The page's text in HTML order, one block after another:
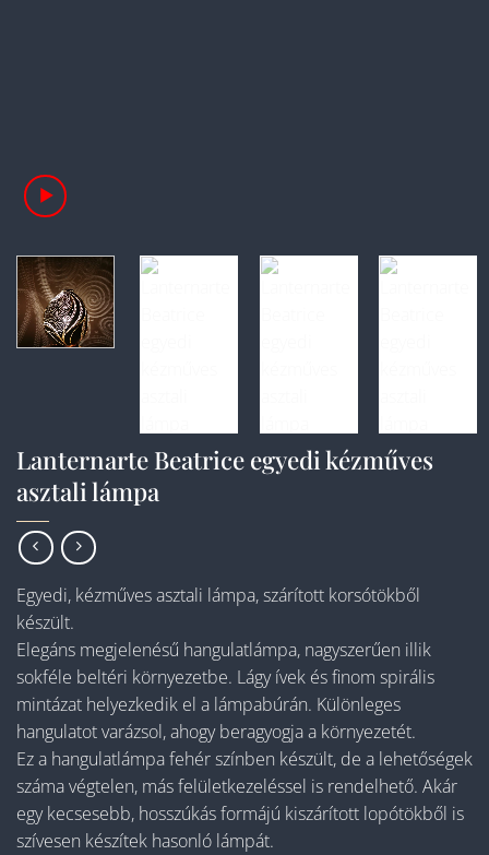
Lanternarte Beatrice egyedi kézműves
asztali lámpa
Egyedi, kézműves asztali lámpa, szárított korsótökből
készült.
Elegáns megjelenésű hangulatlámpa, nagyszerűen illik
sokféle beltéri környezetbe. Lágy ívek és finom spirális
mintázat helyezkedik el a lámpabúrán. Különleges
hangulatot varázsol, ahogy beragyogja a környezetét.
Ez a hangulatlámpa fehér színben készült, de a lehetőségek
száma végtelen, más felületkezeléssel is rendelhető. Akár
egy kecsesebb, hosszúkás formájú kiszárított lopótökből is
szívesen készítek hasonló lámpát.